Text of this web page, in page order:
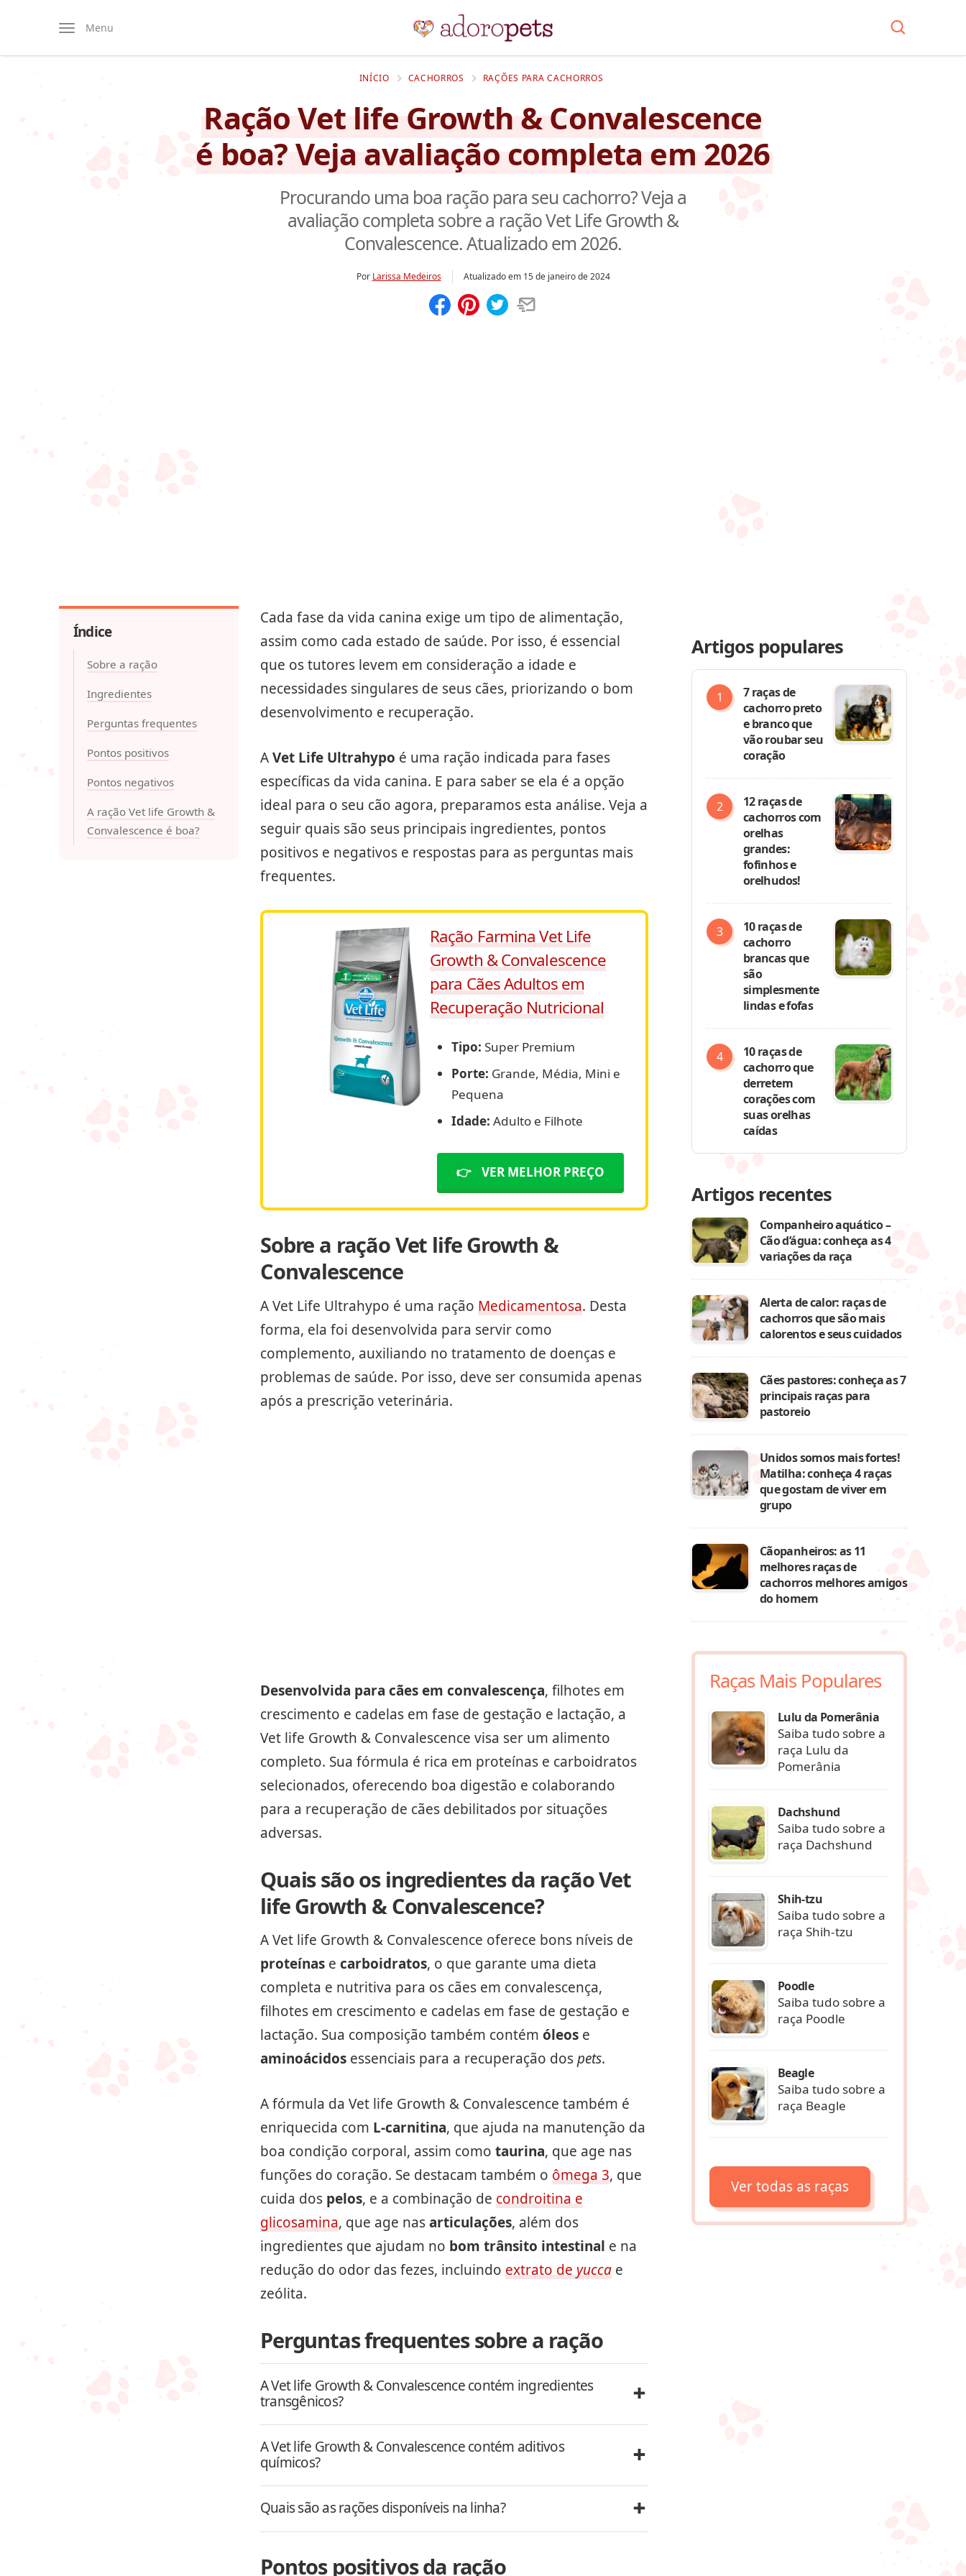
Menu
INÍCIO CACHORROS RAÇÕES PARA CACHORROS
Ração Vet life Growth & Convalescence
é boa? Veja avaliação completa em 2026
Procurando uma boa ração para seu cachorro? Veja a
avaliação completa sobre a ração Vet Life Growth &
Convalescence. Atualizado em 2026.
Por Larissa Medeiros Atualizado em 15 de janeiro de 2024
Índice
Sobre a ração
Ingredientes
Perguntas frequentes
Pontos positivos
Pontos negativos
A ração Vet life Growth &
Convalescence é boa?
Cada fase da vida canina exige um tipo de alimentação,
assim como cada estado de saúde. Por isso, é essencial
que os tutores levem em consideração a idade e
necessidades singulares de seus cães, priorizando o bom
desenvolvimento e recuperação.
AVet Life Ultrahypo é uma ração indicada para fases
específicas da vida canina. E para saber se ela é a opção
ideal para o seu cão agora, preparamos esta análise. Veja a
seguir quais são seus principais ingredientes, pontos
positivos e negativos e respostas para as perguntas mais
frequentes.
Ração Farmina Vet Life
Growth & Convalescence
para Cães Adultos em
Recuperação Nutricional
Tipo: Super Premium
Porte: Grande, Média, Mini e
Pequena
Idade: Adulto e Filhote
👉 VER MELHOR PREÇO
Sobre a ração Vet life Growth &
Convalescence
A Vet Life Ultrahypo é uma ração Medicamentosa. Desta
forma, ela foi desenvolvida para servir como
complemento, auxiliando no tratamento de doenças e
problemas de saúde. Por isso, deve ser consumida apenas
após a prescrição veterinária.
Desenvolvida para cães em convalescença, filhotes em
crescimento e cadelas em fase de gestação e lactação, a
Vet life Growth & Convalescence visa ser um alimento
completo. Sua fórmula é rica em proteínas e carboidratos
selecionados, oferecendo boa digestão e colaborando
para a recuperação de cães debilitados por situações
adversas.
Quais são os ingredientes da ração Vet
life Growth & Convalescence?
A Vet life Growth & Convalescence oferece bons níveis de
proteínas e carboidratos, o que garante uma dieta
completa e nutritiva para os cães em convalescença,
filhotes em crescimento e cadelas em fase de gestação e
lactação. Sua composição também contém óleos e
aminoácidos essenciais para a recuperação dospets.
A fórmula da Vet life Growth & Convalescence também é
enriquecida com L-carnitina, que ajuda na manutenção da
boa condição corporal, assim como taurina, que age nas
funções do coração. Se destacam também o ômega 3, que
cuida dos pelos, e a combinação de condroitina e
glicosamina, que age nasarticulações, além dos
ingredientes que ajudam no bom trânsito intestinal e na
redução do odor das fezes, incluindo extrato de yucca e
zeólita.
Perguntas frequentes sobre a ração
A Vet life Growth & Convalescence contém ingredientes
transgênicos?
A Vet life Growth & Convalescence contém aditivos
químicos?
Quais são as rações disponíveis na linha?
Pontos positivos da ração
Artigos populares
7 raças de
cachorro preto
e branco que
vão roubar seu
coração
12 raças de
cachorros com
orelhas
grandes:
fofinhos e
orelhudos!
10 raças de
cachorro
brancas que
são
simplesmente
lindas e fofas
10 raças de
cachorro que
derretem
corações com
suas orelhas
caídas
Artigos recentes
Companheiro aquático –
Cão d’água: conheça as 4
variações da raça
Alerta de calor: raças de
cachorros que são mais
calorentos e seus cuidados
Cães pastores: conheça as 7
principais raças para
pastoreio
Unidos somos mais fortes!
Matilha: conheça 4 raças
que gostam de viver em
grupo
Cãopanheiros: as 11
melhores raças de
cachorros melhores amigos
do homem
Raças Mais Populares
Lulu da Pomerânia
Saiba tudo sobre a
raça Lulu da
Pomerânia
Dachshund
Saiba tudo sobre a
raça Dachshund
Shih-tzu
Saiba tudo sobre a
raça Shih-tzu
Poodle
Saiba tudo sobre a
raça Poodle
Beagle
Saiba tudo sobre a
raça Beagle
Ver todas as raças